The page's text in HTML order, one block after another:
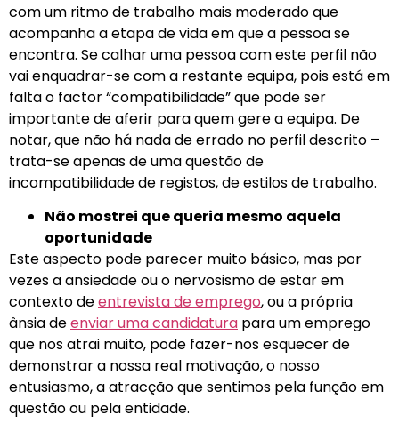
com um ritmo de trabalho mais moderado que
acompanha a etapa de vida em que a pessoa se
encontra. Se calhar uma pessoa com este perfil não
vai enquadrar-se com a restante equipa, pois está em
falta o factor “compatibilidade” que pode ser
importante de aferir para quem gere a equipa. De
notar, que não há nada de errado no perfil descrito –
trata-se apenas de uma questão de
incompatibilidade de registos, de estilos de trabalho.
Não mostrei que queria mesmo aquela
oportunidade
Este aspecto pode parecer muito básico, mas por
vezes a ansiedade ou o nervosismo de estar em
contexto deentrevista de emprego, ou a própria
ânsia deenviar uma candidatura para um emprego
que nos atrai muito, pode fazer-nos esquecer de
demonstrar a nossa real motivação, o nosso
entusiasmo, a atracção que sentimos pela função em
questão ou pela entidade.